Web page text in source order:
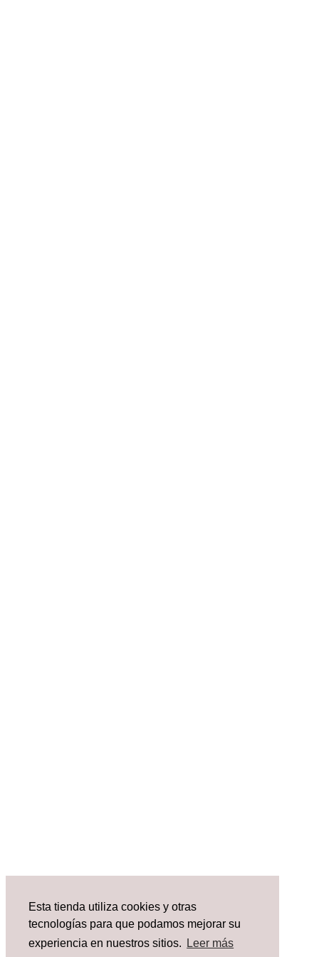
Esta tienda utiliza cookies y otras
tecnologías para que podamos mejorar su
experiencia en nuestros sitios.
Leer más